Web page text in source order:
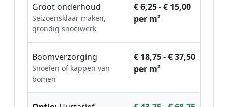
Groot onderhoud
Seizoensklaar maken,
grondig snoeiwerk
€ 6,25 - € 15,00
per m²
Boomverzorging
Snoeien of kappen van
bomen
€ 18,75 - € 37,50
per m²